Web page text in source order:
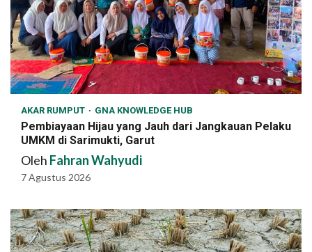
AKAR RUMPUT GNA KNOWLEDGE HUB
Pembiayaan Hijau yang Jauh dari Jangkauan Pelaku
UMKM di Sarimukti, Garut
Oleh Fahran Wahyudi
7 Agustus 2026